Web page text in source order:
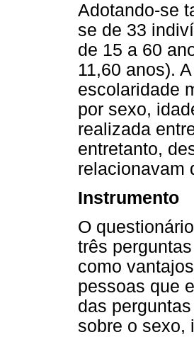
Adotando-se
se de 33
de 15 a 60
11,60 anos).
escolaridade
por sexo,
realizada
entretanto,
relacionavam
Instrumento
O
três
como
pessoas que
das
sobre o sexo,